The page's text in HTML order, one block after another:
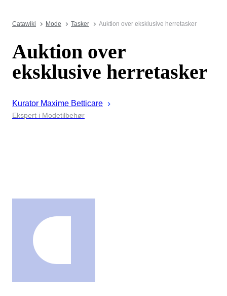
Catawiki Mode Tasker Auktion over eksklusive herretasker
Auktion over
eksklusive herretasker
Kurator Maxime Betticare
Ekspert i Modetilbehør